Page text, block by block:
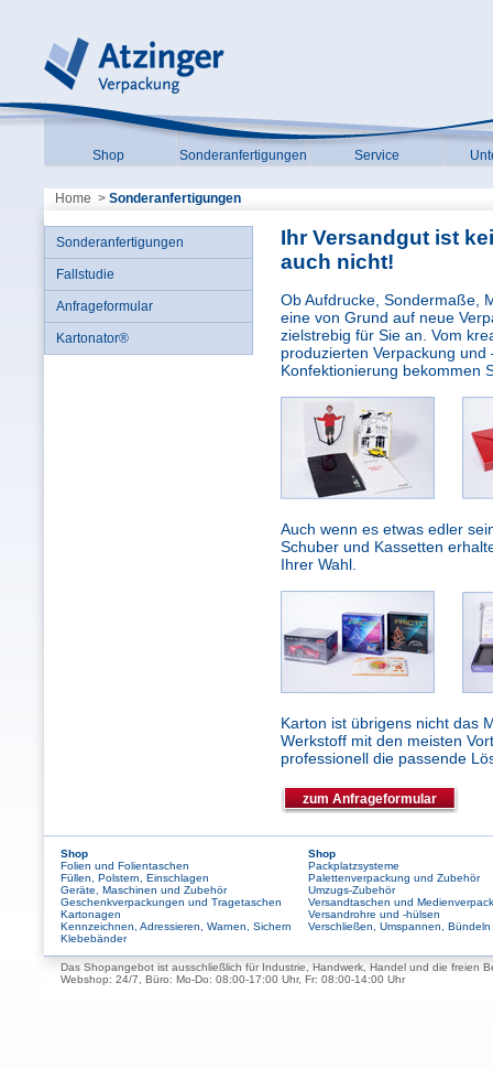
Shop Sonderanfertigungen Service
Home > Sonderanfertigungen
Sonderanfertigungen
Fallstudie
Anfrageformular
Kartonator®
Ihr Versandgut ist
auch nicht!
Ob Aufdrucke, Sondermaße,
eine von Grund auf neue
zielstrebig für Sie an. Vom
produzierten Verpackung
Konfektionierung bekommen
Auch wenn es etwas edler
Schuber und Kassetten
Ihrer Wahl.
Karton ist übrigens nicht das
Werkstoff mit den meisten
professionell die passende
zum Anfrageformular
Shop
Folien und Folientaschen
Füllen, Polstern, Einschlagen
Geräte, Maschinen und Zubehör
Geschenkverpackungen und Tragetaschen
Kartonagen
Kennzeichnen, Adressieren, Warnen, Sichern
Klebebänder
Shop
Packplatzsysteme
Palettenverpackung und Zubehör
Umzugs-Zubehör
Versandtaschen und
Versandrohre und -hülsen
Verschließen, Umspannen, Bündeln
Das Shopangebot ist ausschließlich für Industrie, Handwerk, Handel und die freien
Webshop: 24/7, Büro: Mo-Do: 08:00-17:00 Uhr, Fr: 08:00-14:00 Uhr